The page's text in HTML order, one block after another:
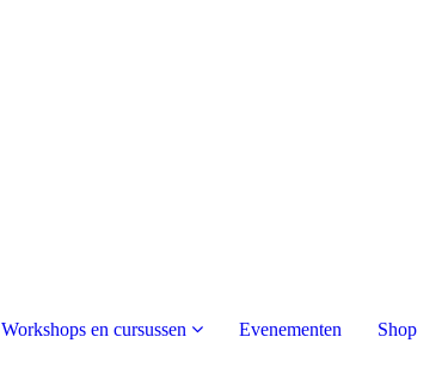
Workshops en cursussen Evenementen Shop